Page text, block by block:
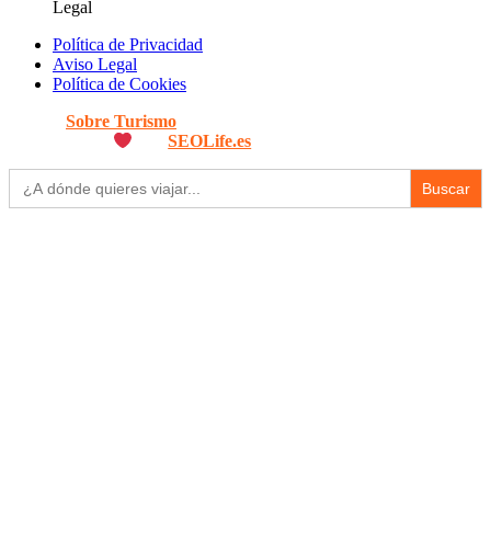
Legal
Política de Privacidad
Aviso Legal
Política de Cookies
Sobre Turismo
porSEOLife.es
Buscar: